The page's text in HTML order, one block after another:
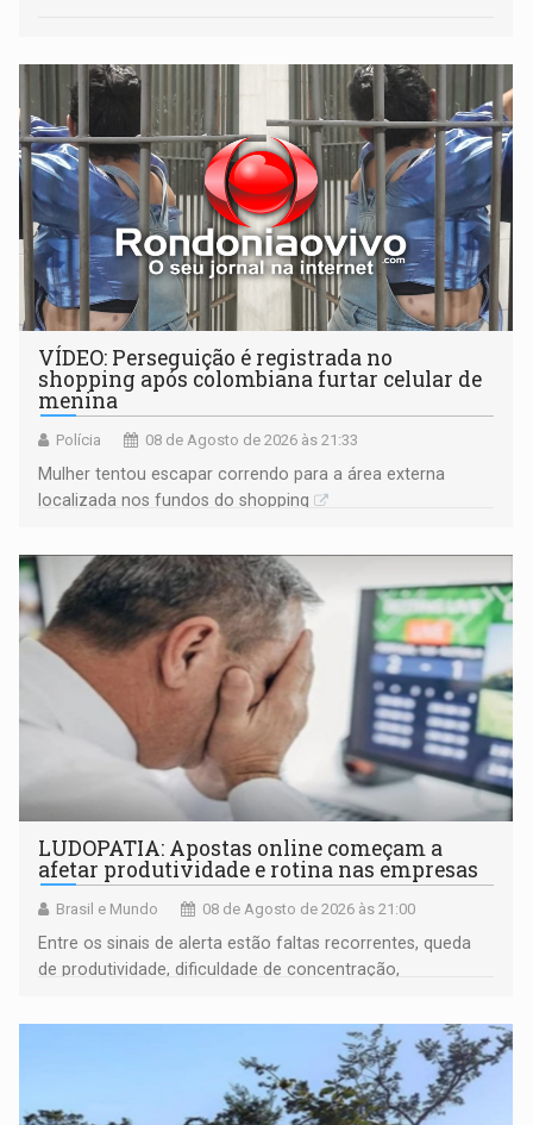
VÍDEO: Perseguição é registrada no
shopping após colombiana furtar celular de
menina
Polícia 08 de Agosto de 2026 às 21:33
Mulher tentou escapar correndo para a área externa
localizada nos fundos do shopping
LUDOPATIA: Apostas online começam a
afetar produtividade e rotina nas empresas
Brasil e Mundo 08 de Agosto de 2026 às 21:00
Entre os sinais de alerta estão faltas recorrentes, queda
de produtividade, dificuldade de concentração,